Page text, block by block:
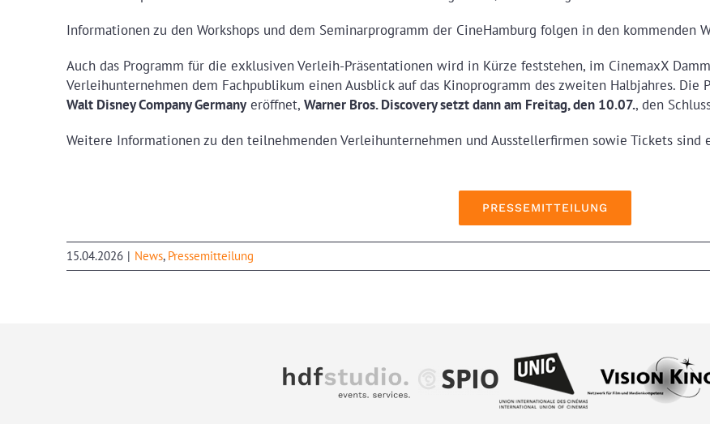
Informationen zu den Workshops und dem Seminarprogramm der CineHamburg folgen in den kommenden
Auch das Programm für die exklusiven Verleih-Präsentationen wird in Kürze feststehen, im CinemaxX
Verleihunternehmen dem Fachpublikum einen Ausblick auf das Kinoprogramm des zweiten Halbjahres. Die
Walt Disney Company Germanyeröffnet, Warner Bros. Discovery setzt dann am Freitag, den 10.07., den
Weitere Informationen zu den teilnehmenden Verleihunternehmen und Ausstellerfirmen sowie Tickets sind
PRESSEMITTEILUNG
15.04.2026 | News, Pressemitteilung